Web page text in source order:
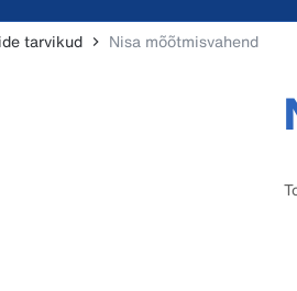
tarvikud Nisa mõõtmisvahend